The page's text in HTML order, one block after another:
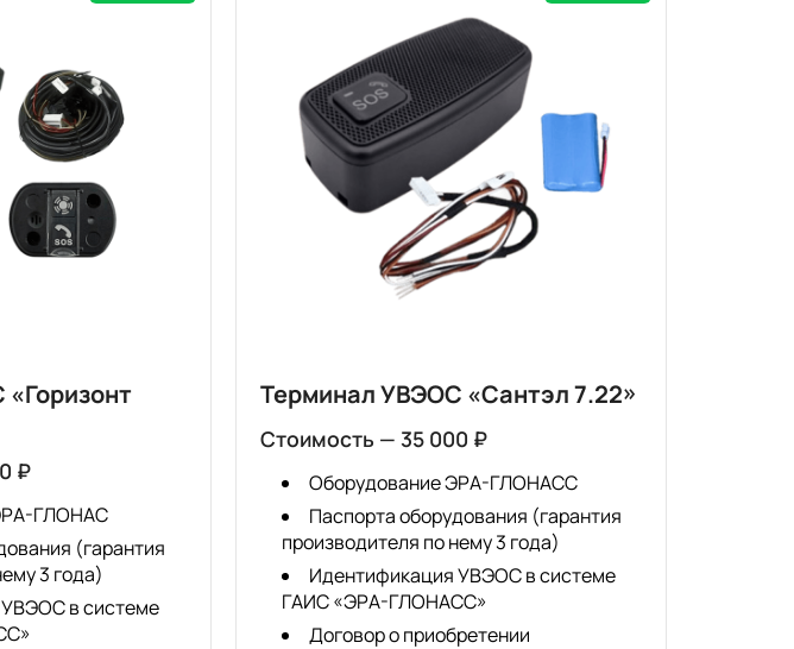
₽
ГЛОНАС
(гарантия
3 года)
в системе
Терминал УВЭОС «Сантэл 7.22»
Стоимость — 35 000 ₽
Оборудование ЭРА-ГЛОНАСС
Паспорта оборудования (гарантия
производителя по нему 3 года)
Идентификация УВЭОС в системе
ГАИС «ЭРА-ГЛОНАСС»
Договор о приобретении